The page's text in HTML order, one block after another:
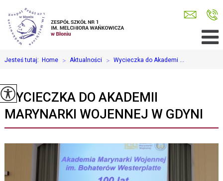
Jesteś tutaj: Home > Aktualności > Wycieczka do Akademi ...
WYCIECZKA DO AKADEMII
MARYNARKI WOJENNEJ W GDYNI